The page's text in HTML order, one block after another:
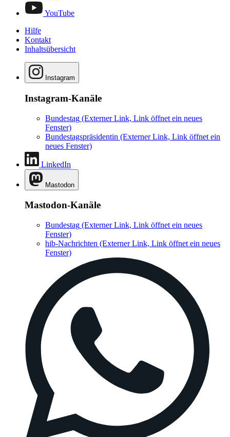
YouTube
Hilfe
Kontakt
Inhaltsübersicht
Instagram
Instagram-Kanäle
Bundestag (Externer Link, Link öffnet ein neues
Fenster)
Bundestagspräsidentin (Externer Link, Link öffnet ein
neues Fenster)
LinkedIn
Mastodon
Mastodon-Kanäle
Bundestag (Externer Link, Link öffnet ein neues
Fenster)
hib-Nachrichten (Externer Link, Link öffnet ein neues
Fenster)